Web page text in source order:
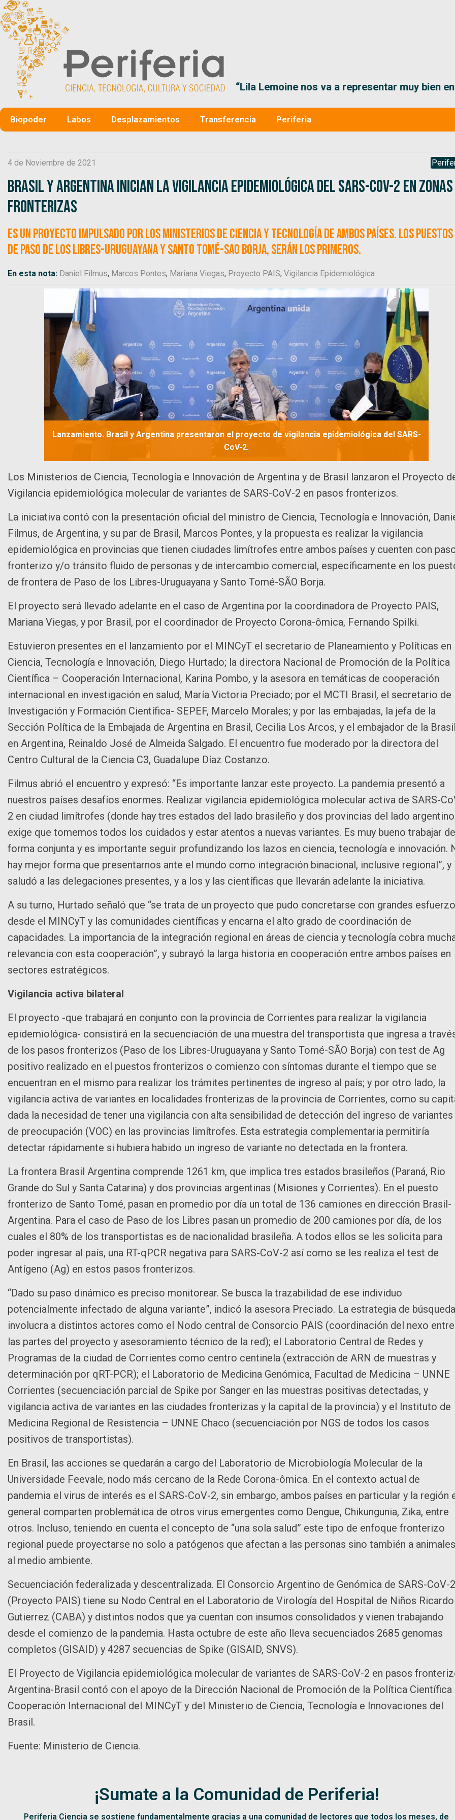
“Lila Lemoine nos va a representar muy bien
Biopoder Labos Desplazamientos Transferencia Periferia
4 de Noviembre de 2021
Brasil y Argentina inician la vigilancia epidemiológica del SARS-CoV-2 en zonas
fronterizas
Es un proyecto impulsado por los ministerios de Ciencia y Tecnología de ambos países. Los puestos
de Paso de los Libres-Uruguayana y Santo Tomé-SAO Borja, serán los primeros.
En esta nota: Daniel Filmus, Marcos Pontes, Mariana Viegas, Proyecto PAIS, Vigilancia Epidemiológica
Lanzamiento. Brasil y Argentina presentaron el proyecto de vigilancia epidemiológica del SARS-
CoV-2.
Los Ministerios de Ciencia, Tecnología e Innovación de Argentina y de Brasil lanzaron el Proyecto
Vigilancia epidemiológica molecular de variantes de SARS-CoV-2 en pasos fronterizos.
La iniciativa contó con la presentación oficial del ministro de Ciencia, Tecnología e Innovación,
Filmus, de Argentina, y su par de Brasil, Marcos Pontes, y la propuesta es realizar la vigilancia
epidemiológica en provincias que tienen ciudades limítrofes entre ambos países y cuenten con
fronterizo y/o tránsito fluido de personas y de intercambio comercial, específicamente en los
de frontera de Paso de los Libres-Uruguayana y Santo Tomé-SÃO Borja.
El proyecto será llevado adelante en el caso de Argentina por la coordinadora de Proyecto PAIS,
Mariana Viegas, y por Brasil, por el coordinador de Proyecto Corona-ômica, Fernando Spilki.
Estuvieron presentes en el lanzamiento por el MINCyT el secretario de Planeamiento y Políticas en
Ciencia, Tecnología e Innovación, Diego Hurtado; la directora Nacional de Promoción de la Política
Científica – Cooperación Internacional, Karina Pombo, y la asesora en temáticas de cooperación
internacional en investigación en salud, María Victoria Preciado; por el MCTI Brasil, el secretario de
Investigación y Formación Científica- SEPEF, Marcelo Morales; y por las embajadas, la jefa de la
Sección Política de la Embajada de Argentina en Brasil, Cecilia Los Arcos, y el embajador de la
en Argentina, Reinaldo José de Almeida Salgado. El encuentro fue moderado por la directora del
Centro Cultural de la Ciencia C3, Guadalupe Díaz Costanzo.
Filmus abrió el encuentro y expresó: “Es importante lanzar este proyecto. La pandemia presentó a
nuestros países desafíos enormes. Realizar vigilancia epidemiológica molecular activa de SARS-
2 en ciudad limítrofes (donde hay tres estados del lado brasileño y dos provincias del lado
exige que tomemos todos los cuidados y estar atentos a nuevas variantes. Es muy bueno trabajar de
forma conjunta y es importante seguir profundizando los lazos en ciencia, tecnología e innovación.
hay mejor forma que presentarnos ante el mundo como integración binacional, inclusive regional”, y
saludó a las delegaciones presentes, y a los y las científicas que llevarán adelante la iniciativa.
A su turno, Hurtado señaló que “se trata de un proyecto que pudo concretarse con grandes
desde el MINCyT y las comunidades científicas y encarna el alto grado de coordinación de
capacidades. La importancia de la integración regional en áreas de ciencia y tecnología cobra
relevancia con esta cooperación”, y subrayó la larga historia en cooperación entre ambos países en
sectores estratégicos.
Vigilancia activa bilateral
El proyecto -que trabajará en conjunto con la provincia de Corrientes para realizar la vigilancia
epidemiológica- consistirá en la secuenciación de una muestra del transportista que ingresa a
de los pasos fronterizos (Paso de los Libres-Uruguayana y Santo Tomé-SÃO Borja) con test de Ag
positivo realizado en el puestos fronterizos o comienzo con síntomas durante el tiempo que se
encuentran en el mismo para realizar los trámites pertinentes de ingreso al país; y por otro lado, la
vigilancia activa de variantes en localidades fronterizas de la provincia de Corrientes, como su
dada la necesidad de tener una vigilancia con alta sensibilidad de detección del ingreso de variantes
de preocupación (VOC) en las provincias limítrofes. Esta estrategia complementaria permitiría
detectar rápidamente si hubiera habido un ingreso de variante no detectada en la frontera.
La frontera Brasil Argentina comprende 1261 km, que implica tres estados brasileños (Paraná, Rio
Grande do Sul y Santa Catarina) y dos provincias argentinas (Misiones y Corrientes). En el puesto
fronterizo de Santo Tomé, pasan en promedio por día un total de 136 camiones en dirección Brasil-
Argentina. Para el caso de Paso de los Libres pasan un promedio de 200 camiones por día, de los
cuales el 80% de los transportistas es de nacionalidad brasileña. A todos ellos se les solicita para
poder ingresar al país, una RT-qPCR negativa para SARS-CoV-2 así como se les realiza el test de
Antígeno (Ag) en estos pasos fronterizos.
“Dado su paso dinámico es preciso monitorear. Se busca la trazabilidad de ese individuo
potencialmente infectado de alguna variante”, indicó la asesora Preciado. La estrategia de búsqueda
involucra a distintos actores como el Nodo central de Consorcio PAIS (coordinación del nexo entre
las partes del proyecto y asesoramiento técnico de la red); el Laboratorio Central de Redes y
Programas de la ciudad de Corrientes como centro centinela (extracción de ARN de muestras y
determinación por qRT-PCR); el Laboratorio de Medicina Genómica, Facultad de Medicina – UNNE
Corrientes (secuenciación parcial de Spike por Sanger en las muestras positivas detectadas, y
vigilancia activa de variantes en las ciudades fronterizas y la capital de la provincia) y el Instituto de
Medicina Regional de Resistencia – UNNE Chaco (secuenciación por NGS de todos los casos
positivos de transportistas).
En Brasil, las acciones se quedarán a cargo del Laboratorio de Microbiología Molecular de la
Universidade Feevale, nodo más cercano de la Rede Corona-ômica. En el contexto actual de
pandemia el virus de interés es el SARS-CoV-2, sin embargo, ambos países en particular y la región
general comparten problemática de otros virus emergentes como Dengue, Chikungunia, Zika, entre
otros. Incluso, teniendo en cuenta el concepto de “una sola salud” este tipo de enfoque fronterizo
regional puede proyectarse no solo a patógenos que afectan a las personas sino también a
al medio ambiente.
Secuenciación federalizada y descentralizada. El Consorcio Argentino de Genómica de SARS-CoV-2
(Proyecto PAIS) tiene su Nodo Central en el Laboratorio de Virología del Hospital de Niños Ricardo
Gutierrez (CABA) y distintos nodos que ya cuentan con insumos consolidados y vienen trabajando
desde el comienzo de la pandemia. Hasta octubre de este año lleva secuenciados 2685 genomas
completos (GISAID) y 4287 secuencias de Spike (GISAID, SNVS).
El Proyecto de Vigilancia epidemiológica molecular de variantes de SARS-CoV-2 en pasos
Argentina-Brasil contó con el apoyo de la Dirección Nacional de Promoción de la Política
Cooperación Internacional del MINCyT y del Ministerio de Ciencia, Tecnología e Innovaciones del
Brasil.
Fuente: Ministerio de Ciencia.
¡Sumate a la Comunidad de Periferia!
Periferia Ciencia se sostiene fundamentalmente gracias a una comunidad de lectores que todos los meses, de